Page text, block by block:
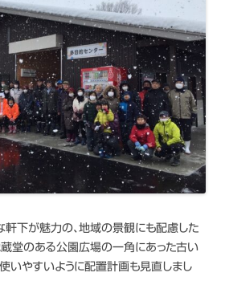
下が魅力の、地域の景観にも配慮した
堂のある公園広場の一角にあった古い
いやすいように配置計画も見直しまし